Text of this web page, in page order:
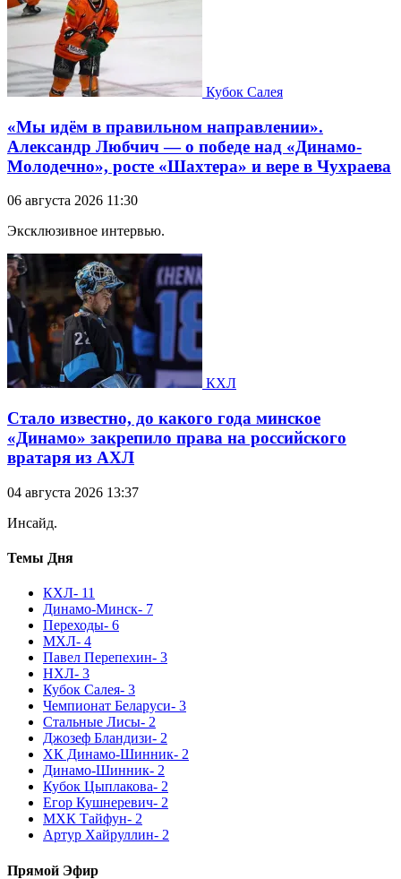
Кубок Салея
«Мы идём в правильном направлении».
Александр Любчич — о победе над «Динамо-
Молодечно», росте «Шахтера» и вере в Чухраева
06 августа 2026 11:30
Эксклюзивное интервью.
КХЛ
Стало известно, до какого года минское
«Динамо» закрепило права на российского
вратаря из АХЛ
04 августа 2026 13:37
Инсайд.
Темы Дня
КХЛ- 11
Динамо-Минск- 7
Переходы- 6
МХЛ- 4
Павел Перепехин- 3
НХЛ- 3
Кубок Салея- 3
Чемпионат Беларуси- 3
Стальные Лисы- 2
Джозеф Бландизи- 2
ХК Динамо-Шинник- 2
Динамо-Шинник- 2
Кубок Цыплакова- 2
Егор Кушнеревич- 2
МХК Тайфун- 2
Артур Хайруллин- 2
Прямой Эфир